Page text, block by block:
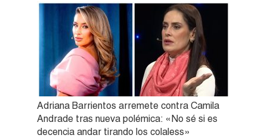
Adriana Barrientos arremete contra Camila
Andrade tras nueva polémica: «No sé si es
decencia andar tirando los colaless»